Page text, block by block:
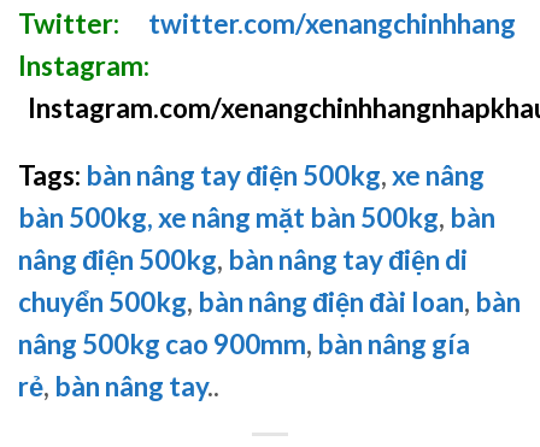
Twitter:
twitter.com/xenangchinhhang
Instagram:
Instagram.com/
Tags: bàn nâng tay điện 500kg,xe nâng
bàn 500kg,xe nâng mặt bàn 500kg, bàn
nâng điện 500kg, bàn nâng tay điện di
chuyển 500kg, bàn nâng điện đài loan, bàn
nâng 500kg cao 900mm, bàn nâng gía
rẻ, bàn nâng tay..